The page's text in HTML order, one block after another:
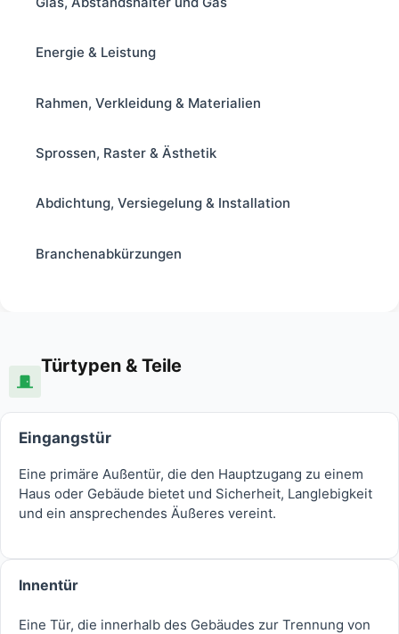
Energie & Leistung
Rahmen, Verkleidung & Materialien
Sprossen, Raster & Ästhetik
Abdichtung, Versiegelung & Installation
Branchenabkürzungen
Türtypen & Teile
Eingangstür
Eine primäre Außentür, die den Hauptzugang zu einem
Haus oder Gebäude bietet und Sicherheit, Langlebigkeit
und ein ansprechendes Äußeres vereint.
Innentür
Eine Tür, die innerhalb des Gebäudes zur Trennung von